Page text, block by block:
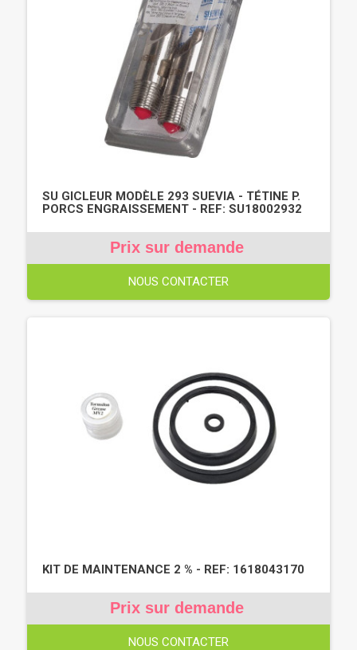
SU GICLEUR MODÈLE 293 SUEVIA - TÉTINE P.
PORCS ENGRAISSEMENT - REF: SU18002932
Prix sur demande
NOUS CONTACTER
KIT DE MAINTENANCE 2 % - REF: 1618043170
Prix sur demande
NOUS CONTACTER